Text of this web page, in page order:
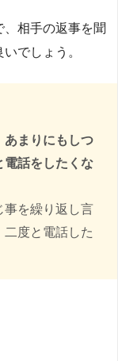
、相手の返事を聞
でしょう。
あまりにもしつ
電話をしたくな
事を繰り返し言
度と電話した